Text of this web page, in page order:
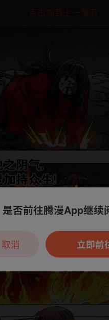
点击加载上一章节
本章节仅支持App阅读，可打开
户7天免费看
是否前往腾漫App继续
立即前
取消